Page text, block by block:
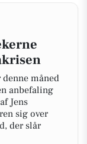
måned
anbefaling
Jens
sig over
der slår